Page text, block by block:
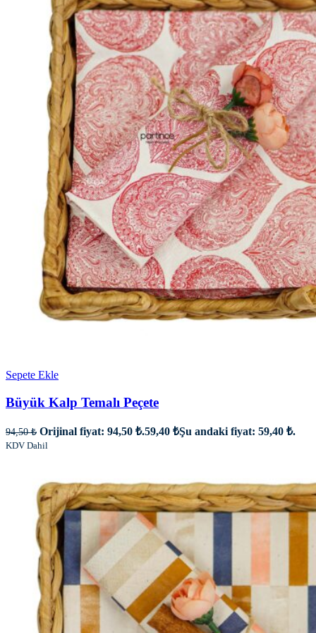
Sepete Ekle
Büyük Kalp Temalı Peçete
94,50₺ Orijinal fiyat: 94,50 ₺.59,40 ₺Şu andaki fiyat: 59,40 ₺.
KDV Dahil